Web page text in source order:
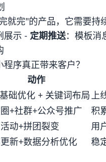
就完"的产品，它需要持
展示 - 定期推送：模板消
序真正带来客户？
动作
础优化 + 关键词布局上
+社群+公众号推广
积
动+拼团裂变
用
新+数据分析优化
稳